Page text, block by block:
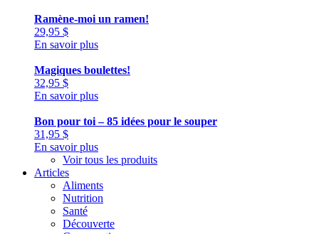
Ramène-moi un ramen!
29,95 $
En savoir plus
Magiques boulettes!
32,95 $
En savoir plus
Bon pour toi – 85 idées pour le souper
31,95 $
En savoir plus
Voir tous les produits
Articles
Aliments
Nutrition
Santé
Découverte